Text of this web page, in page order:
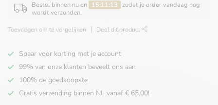
Bestel binnen nu en 15:11:13
zodat je order vandaag nog
wordt verzonden.
Toevoegen om te vergelijken Deel dit product
Spaar voor korting met je account
99% van onze klanten beveelt ons aan
100% de goedkoopste
Gratis verzending binnen NL vanaf € 65,00!